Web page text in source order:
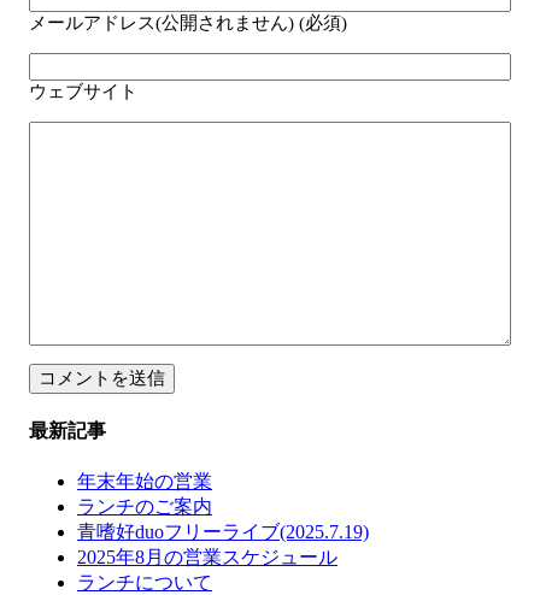
メールアドレス(公開されません) (必須)
ウェブサイト
最新記事
年末年始の営業
ランチのご案内
青嗜好duoフリーライブ(2025.7.19)
2025年8月の営業スケジュール
ランチについて